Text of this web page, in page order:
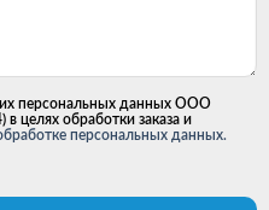
персональных данных ООО
целях обработки заказа и
персональных данных.